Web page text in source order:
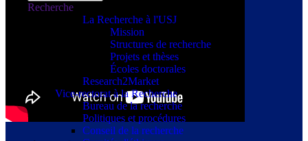
Recherche
La Recherche à l'USJ
Mission
Structures de recherche
Projets et thèses
Écoles doctorales
Research2Market
Vice-rectorat à la Recherche
Bureau de la recherche
Politiques et procédures
Conseil de la recherche